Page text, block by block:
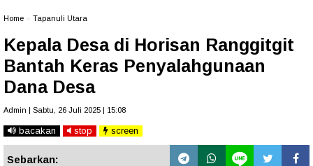
Home Tapanuli Utara
Kepala Desa di Horisan Ranggitgit
Bantah Keras Penyalahgunaan
Dana Desa
Admin | Sabtu, 26 Juli 2025 | 15:08
bacakan stop screen
Sebarkan: